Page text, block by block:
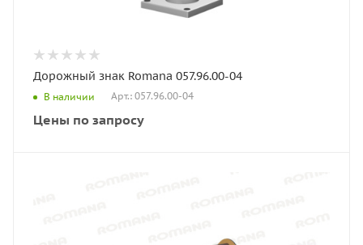
Дорожный знак Romana 057.96.00-04
В наличии Арт.: 057.96.00-04
Цены по запросу